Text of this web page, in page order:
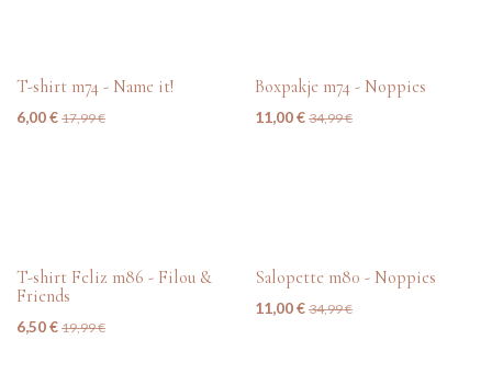
tweedehands
T-shirt m74 - Name it!
6,00€ 17,99€ tweedehands
Boxpakje m74 - Noppies
11,00€ 34,99€
tweedehands
T-shirt Feliz m86 - Filou &
Friends
6,50€ 19,99€
tweedehands
Salopette m80 - Noppies
11,00€ 34,99€